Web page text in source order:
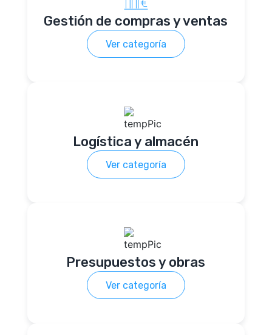
Gestión de compras y ventas
Ver categoría
Logística y almacén
Ver categoría
Presupuestos y obras
Ver categoría